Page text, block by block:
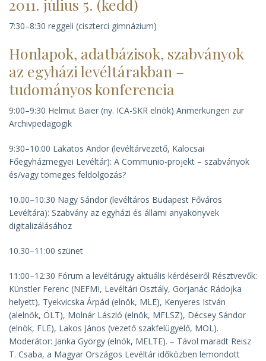
2011. július 5. (kedd)
7:30–8:30 reggeli (ciszterci gimnázium)
Honlapok, adatbázisok, szabványok
az egyházi levéltárakban –
tudományos konferencia
9:00–9:30 Helmut Baier (ny. ICA-SKR elnök) Anmerkungen zur
Archivpedagogik
9:30–10:00 Lakatos Andor (levéltárvezető, Kalocsai
Főegyházmegyei Levéltár): A Communio-projekt – szabványok
és/vagy tömeges feldolgozás?
10.00–10:30 Nagy Sándor (levéltáros Budapest Főváros
Levéltára): Szabvány az egyházi és állami anyakönyvek
digitalizálásához
10.30–11:00 szünet
11:00–12:30 Fórum a levéltárügy aktuális kérdéseiről Résztvevők:
Künstler Ferenc (NEFMI, Levéltári Osztály, Gorjanác Rádojka
helyett), Tyekvicska Árpád (elnök, MLE), Kenyeres István
(alelnök, ÖLT), Molnár László (elnök, MFLSZ), Décsey Sándor
(elnök, FLE), Lakos János (vezető szakfelügyelő, MOL).
Moderátor: Janka György (elnök, MELTE). – Távol maradt Reisz
T. Csaba, a Magyar Országos Levéltár időközben lemondott